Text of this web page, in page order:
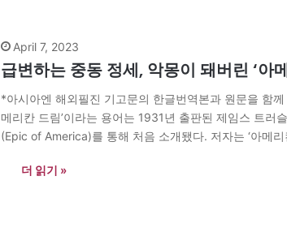
April 7, 2023
급변하는 중동 정세, 악몽이 돼버린 ‘아
*아시아엔 해외필진 기고문의 한글번역본과 원문을 함
메리칸 드림’이라는 용어는 1931년 출판된 제임스 트
(Epic of America)를 통해 처음 소개됐다. 저자는 ‘아메
더 읽기 »